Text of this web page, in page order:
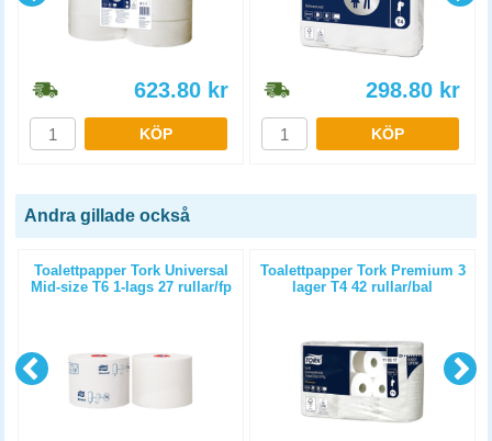
623.80 kr
KÖP
298.80 kr
KÖP
Andra gillade också
Toalettpapper Tork Universal
Mid-size T6 1-lags 27 rullar/fp
Toalettpapper Tork Premium 3
lager T4 42 rullar/bal